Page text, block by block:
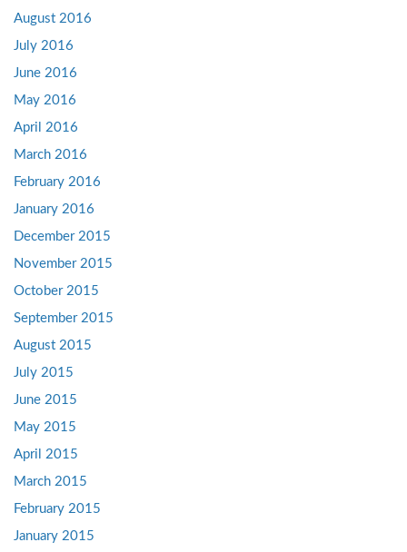
August 2016
July 2016
June 2016
May 2016
April 2016
March 2016
February 2016
January 2016
December 2015
November 2015
October 2015
September 2015
August 2015
July 2015
June 2015
May 2015
April 2015
March 2015
February 2015
January 2015